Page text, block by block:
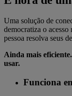
Uma solução de
democratiza o
pessoa resolva seus
Ainda mais
usar.
Funciona